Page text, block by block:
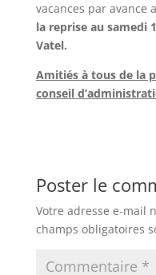
vacances par avance
la reprise au samedi
Vatel.
Amitiés à tous de la
conseil
Poster le
Votre adresse e-mail
champs obligatoires